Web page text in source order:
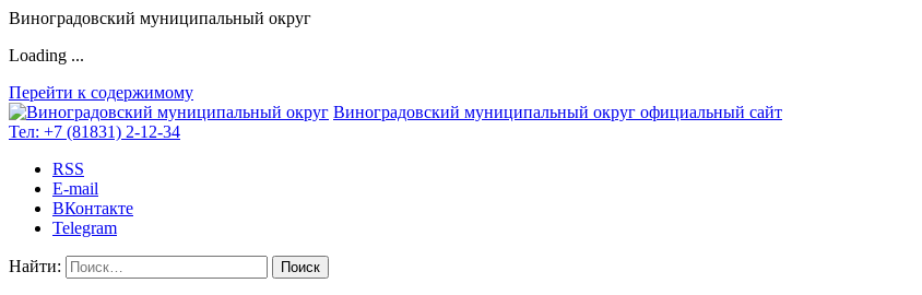
Виноградовский муниципальный округ
Loading ...
Перейти к содержимому
Виноградовский муниципальный округ официальный сайт
Тел: +7 (81831) 2-12-34
RSS
E-mail
ВКонтакте
Telegram
Найти: